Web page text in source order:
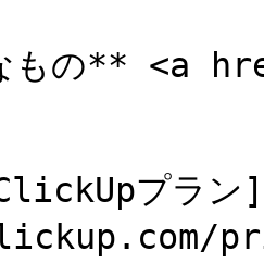
もの** <a
プラン]